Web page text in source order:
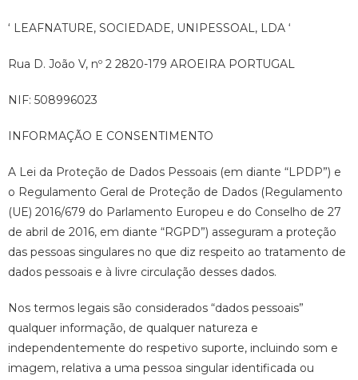
‘ LEAFNATURE, SOCIEDADE, UNIPESSOAL, LDA ‘
Rua D. João V, nº 2 2820-179 AROEIRA PORTUGAL
NIF: 508996023
INFORMAÇÃO E CONSENTIMENTO
A Lei da Proteção de Dados Pessoais (em diante “LPDP”) e
o Regulamento Geral de Proteção de Dados (Regulamento
(UE) 2016/679 do Parlamento Europeu e do Conselho de 27
de abril de 2016, em diante “RGPD”) asseguram a proteção
das pessoas singulares no que diz respeito ao tratamento de
dados pessoais e à livre circulação desses dados.
Nos termos legais são considerados “dados pessoais”
qualquer informação, de qualquer natureza e
independentemente do respetivo suporte, incluindo som e
imagem, relativa a uma pessoa singular identificada ou